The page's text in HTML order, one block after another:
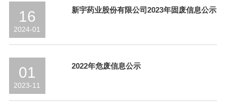
16
2024-01
新宇药业股份有限公司2023年固废信息公示
01
2023-11
2022年危废信息公示